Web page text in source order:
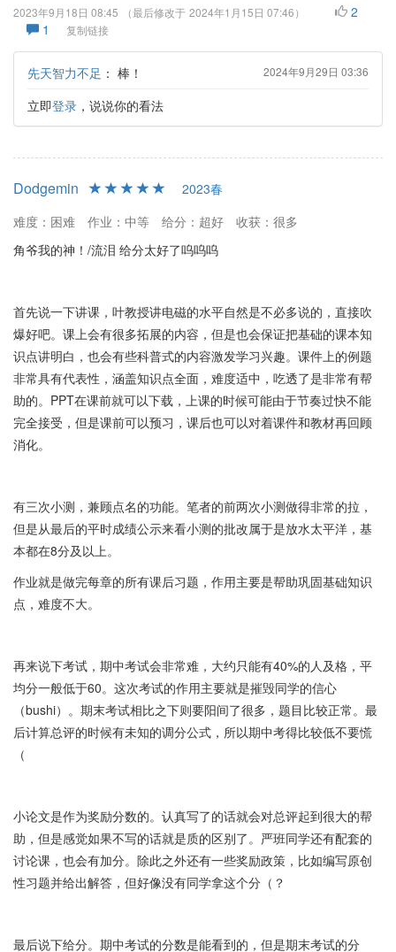
2023年9月18日 08:45 （最后修改于 2024年1月15日 07:46）
2
1
复制链接
先天智力不足 ： 棒！ 2024年9月29日 03:36
立即登录 ，说说你的看法
Dodgemin
2023春
难度：困难
作业：中等 给分：超好
收获：很多
角爷我的神！/流泪 给分太好了呜呜呜
首先说一下讲课，叶教授讲电磁的水平自然是不必多说的，直接吹
爆好吧。课上会有很多拓展的内容，但是也会保证把基础的课本知
识点讲明白，也会有些科普式的内容激发学习兴趣。课件上的例题
非常具有代表性，涵盖知识点全面，难度适中，吃透了是非常有帮
助的。PPT在课前就可以下载，上课的时候可能由于节奏过快不能
完全接受，但是课前可以预习，课后也可以对着课件和教材再回顾
消化。
有三次小测，兼顾点名的功能。笔者的前两次小测做得非常的拉，
但是从最后的平时成绩公示来看小测的批改属于是放水太平洋，基
本都在8分及以上。
作业就是做完每章的所有课后习题，作用主要是帮助巩固基础知识
点，难度不大。
再来说下考试，期中考试会非常难，大约只能有40%的人及格，平
均分一般低于60。这次考试的作用主要就是摧毁同学的信心
（bushi）。期末考试相比之下则要阳间了很多，题目比较正常。最
后计算总评的时候有未知的调分公式，所以期中考得比较低不要慌
（
小论文是作为奖励分数的。认真写了的话就会对总评起到很大的帮
助，但是感觉如果不写的话就是质的区别了。严班同学还有配套的
讨论课，也会有加分。除此之外还有一些奖励政策，比如编写原创
性习题并给出解答，但好像没有同学拿这个分（？
最后说下给分。期中考试的分数是能看到的，但是期末考试的分